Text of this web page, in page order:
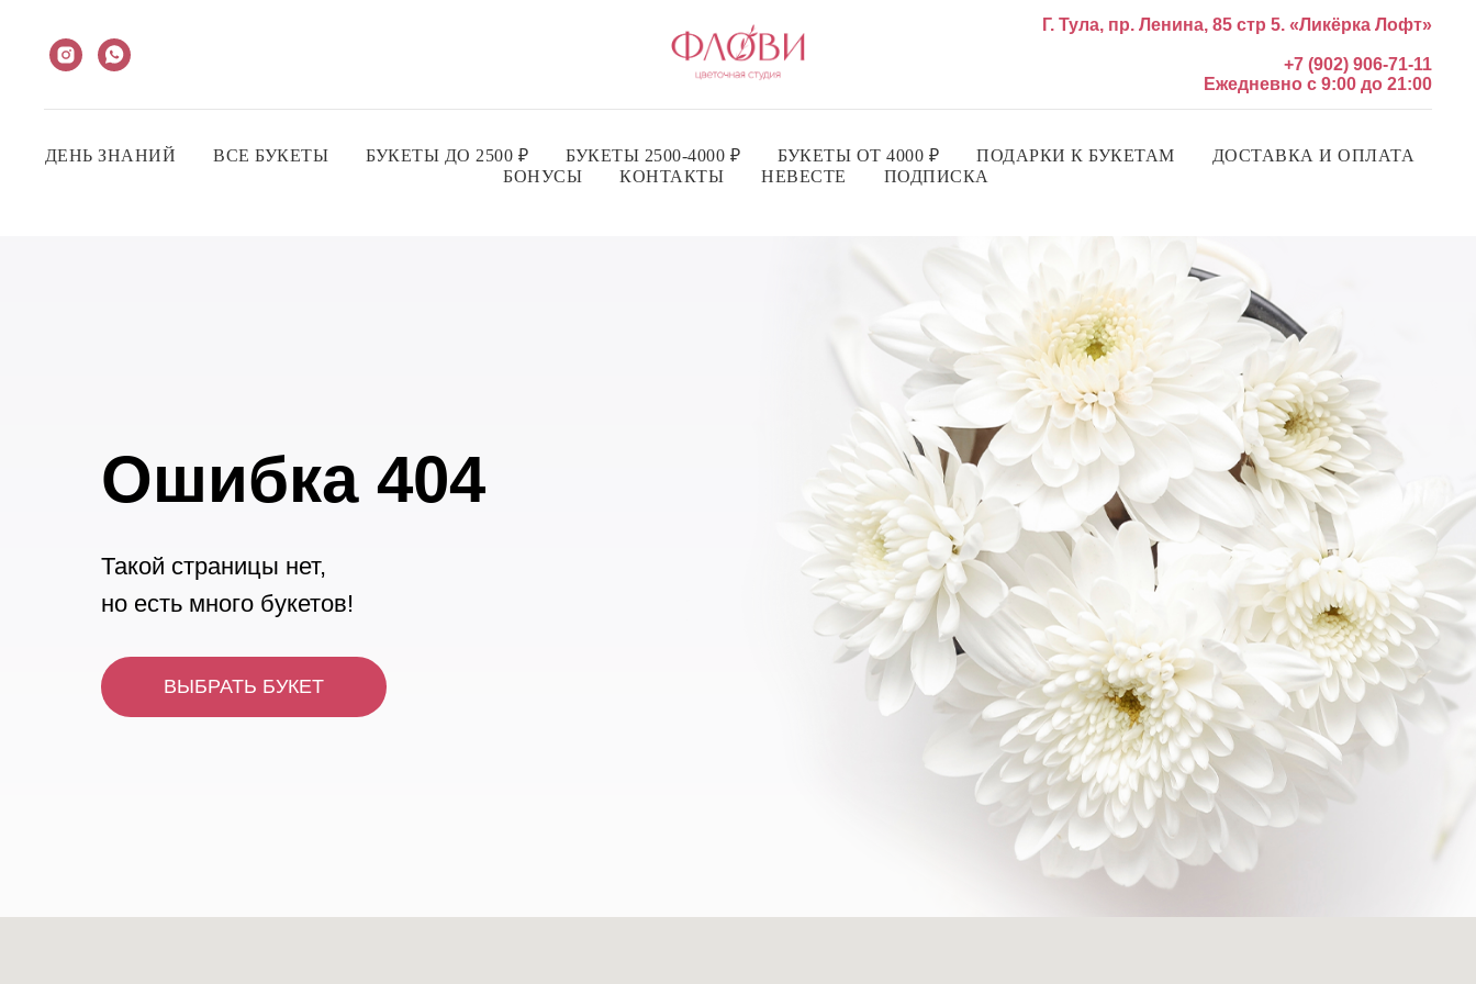
Г. Тула, пр. Ленина, 85 стр 5. «Ликёрка Лофт»
+7 (902) 906-71-11
Ежедневно с 9:00 до 21:00
ДЕНЬ ЗНАНИЙ ВСЕ БУКЕТЫ БУКЕТЫ ДО 2500 ₽ БУКЕТЫ 2500-4000 ₽ БУКЕТЫ ОТ 4000 ₽ ПОДАРКИ К БУКЕТАМ
ДОСТАВКА И ОПЛАТА
БОНУСЫ
КОНТАКТЫ НЕВЕСТЕ ПОДПИСКА
Ошибка 404
Такой страницы нет,
но есть много букетов!
ВЫБРАТЬ БУКЕТ